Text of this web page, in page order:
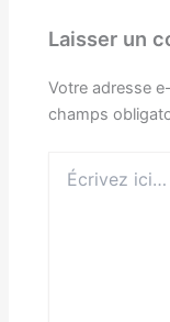
Laisser un
Votre adresse
champs
ici…